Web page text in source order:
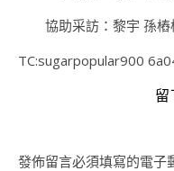
協助采訪：黎宇 孫
TC:sugarpopular900
發佈留言必須填寫的電子